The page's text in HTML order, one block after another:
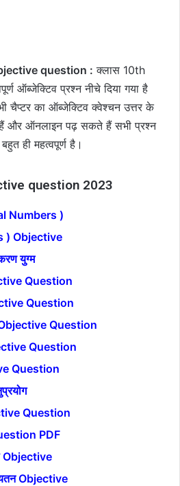
question : क्लास 10th
ऑब्जेक्टिव प्रश्न नीचे दिया गया है
का ऑब्जेक्टिव क्वेश्चन उत्तर के
और ऑनलाइन पढ़ सकते हैं सभी प्रश्न
ही महत्वपूर्ण है।
question 2023
Numbers )
) Objective
युग्म
Question
Question
Question
Question
Question
Question
PDF
Objective
Objective